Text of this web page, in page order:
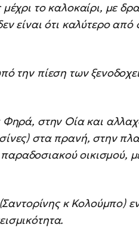
το καλοκαίρι, με
είναι ότι καλύτερο από
την πίεση των
Φηρά, στην Οία και
στα πρανή, στην
οικισμού,
κ Κολούμπο)